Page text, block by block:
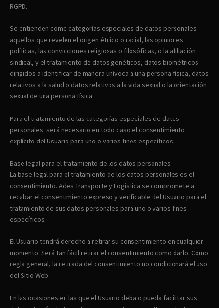
RGPD.
Se entienden como categorías especiales de datos personales
aquellos que revelen el origen étnico o racial, las opiniones
políticas, las convicciones religiosas o filosóficas, o la afiliación
sindical, y el tratamiento de datos genéticos, datos biométricos
dirigidos a identificar de manera unívoca a una persona física, datos
relativos a la salud o datos relativos a la vida sexual o la orientación
sexual de una persona física.
Para el tratamiento de las categorías especiales de datos
personales, será necesario en todo caso el consentimiento
explícito del Usuario para uno o varios fines específicos.
Base legal para el tratamiento de los datos personales
La base legal para el tratamiento de los datos personales es el
consentimiento. Ades Transporte y Logística se compromete a
recabar el consentimiento expreso y verificable del Usuario para el
tratamiento de sus datos personales para uno o varios fines
específicos.
El Usuario tendrá derecho a retirar su consentimiento en cualquier
momento. Será tan fácil retirar el consentimiento como darlo. Como
regla general, la retirada del consentimiento no condicionará el uso
del Sitio Web.
En las ocasiones en las que el Usuario deba o pueda facilitar sus